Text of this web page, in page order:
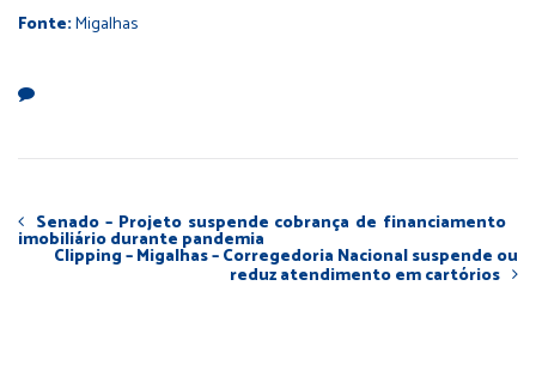
Fonte:Migalhas
Senado – Projeto suspende cobrança de financiamento
imobiliário durante pandemia
Clipping – Migalhas – Corregedoria Nacional suspende ou
reduz atendimento em cartórios